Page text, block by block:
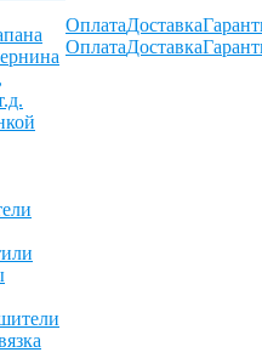
Оплата
Оплата
Доставка
Доставка